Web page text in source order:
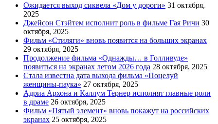
Ожидается выход сиквела «Дом у дороги» 31 октября,
2025
Джейсон Стэйтем исполнит роль в фильме Гая Ричи 30
октября, 2025
Фильм «Стиляги» вновь появится на больших экранах
29 октября, 2025
Продолжение фильма «Однажды… в Голливуде»
появиться на экранах летом 2026 года 28 октября, 2025
Стала известна дата выхода фильма «Поцелуй
женщины-паука» 27 октября, 2025
Адриа Архона и Каллум Тернер исполнят главные роли
в драме 26 октября, 2025
Фильм «Пятый элемент» вновь покажут на российских
экранах 25 октября, 2025